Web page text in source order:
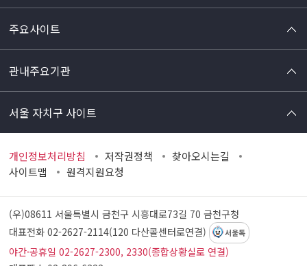
주요사이트
관내주요기관
서울 자치구 사이트
개인정보처리방침 저작권정책
찾아오시는길
사이트맵
원격지원요청
(우)08611 서울특별시 금천구 시흥대로73길 70금천구청
대표전화 02-2627-2114(120 다산콜센터로연결)
서울톡
야간·공휴일 02-2627-2300, 2330(종합상황실로 연결)